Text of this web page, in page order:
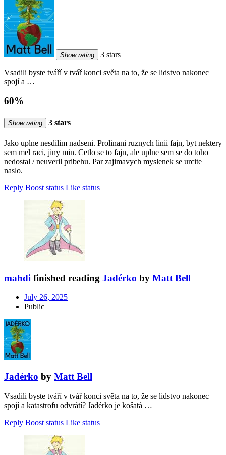
Show rating 3 stars
Vsadili byste tváří v tvář konci světa na to, že se lidstvo nakonec
spojí a …
60%
Show rating 3 stars
Jako uplne nesdilim nadseni. Prolinani ruznych linii fajn, byt nektery
sem mel raci, jiny min. Cetlo se to fajn, ale uplne sem se do toho
nedostal / neuveril pribehu. Par zajimavych myslenek se urcite
naslo.
Reply Boost status Like status
mahdi finished reading Jadérko by Matt Bell
July 26, 2025
Public
Jadérko by Matt Bell
Vsadili byste tváří v tvář konci světa na to, že se lidstvo nakonec
spojí a katastrofu odvrátí? Jadérko je košatá …
Reply Boost status Like status